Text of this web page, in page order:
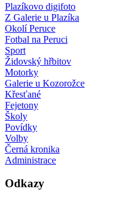
Plazíkovo digifoto
Z Galerie u Plazíka
Okolí Peruce
Fotbal na Peruci
Sport
Židovský hřbitov
Motorky
Galerie u Kozorožce
Křesťané
Fejetony
Školy
Povídky
Volby
Černá kronika
Administrace
Odkazy